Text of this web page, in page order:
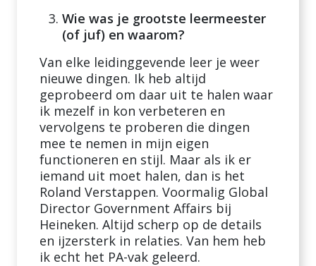
Wie was je grootste leermeester
(of juf) en waarom?
Van elke leidinggevende leer je weer
nieuwe dingen. Ik heb altijd
geprobeerd om daar uit te halen waar
ik mezelf in kon verbeteren en
vervolgens te proberen die dingen
mee te nemen in mijn eigen
functioneren en stijl. Maar als ik er
iemand uit moet halen, dan is het
Roland Verstappen. Voormalig Global
Director Government Affairs bij
Heineken. Altijd scherp op de details
en ijzersterk in relaties. Van hem heb
ik echt het PA-vak geleerd.